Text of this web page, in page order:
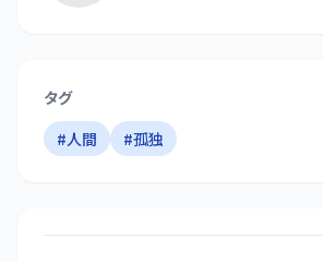
タグ
#人間 #孤独